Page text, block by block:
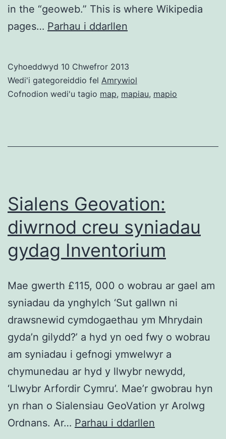
in the “geoweb.” This is where Wikipedia
pages… Parhau i ddarllen
Cyhoeddwyd 10 Chwefror 2013
Wedi'i gategoreiddio fel Amrywiol
Cofnodion wedi'u tagio map, mapiau, mapio
Sialens Geovation:
diwrnod creu syniadau
gydag Inventorium
Mae gwerth £115, 000 o wobrau ar gael am
syniadau da ynghylch ‘Sut gallwn ni
drawsnewid cymdogaethau ym Mhrydain
gyda’n gilydd?’ a hyd yn oed fwy o wobrau
am syniadau i gefnogi ymwelwyr a
chymunedau ar hyd y llwybr newydd,
‘Llwybr Arfordir Cymru’. Mae’r gwobrau hyn
yn rhan o Sialensiau GeoVation yr Arolwg
Ordnans. Ar… Parhau i ddarllen